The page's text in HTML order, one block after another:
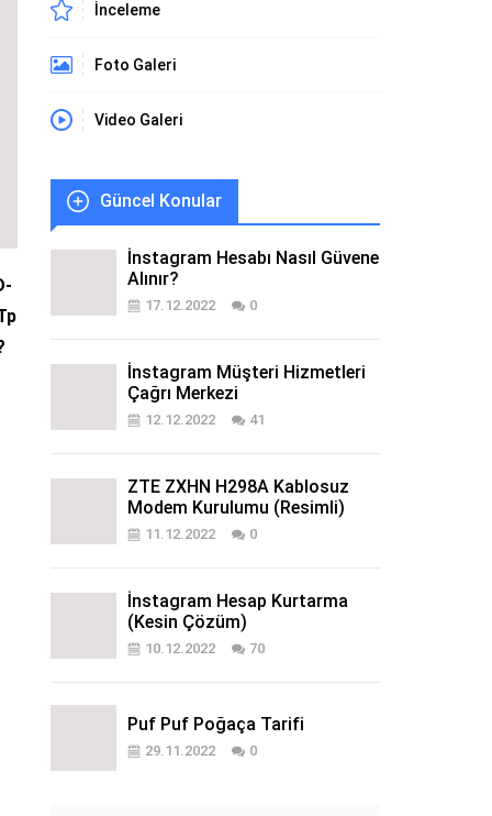
İnceleme
Foto Galeri
Video Galeri
Güncel Konular
İnstagram Hesabı Nasıl Güvene
Alınır?
17.12.2022 0
İnstagram Müşteri Hizmetleri
Çağrı Merkezi
12.12.2022 41
ZTE ZXHN H298A Kablosuz
Modem Kurulumu (Resimli)
11.12.2022 0
İnstagram Hesap Kurtarma
(Kesin Çözüm)
10.12.2022 70
Puf Puf Poğaça Tarifi
29.11.2022 0